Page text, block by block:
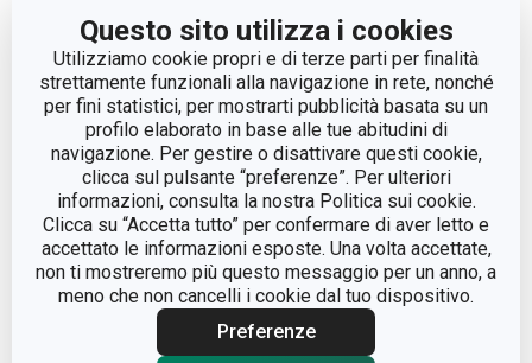
Questo sito utilizza i cookies
Utilizziamo cookie propri e di terze parti per finalità
strettamente funzionali alla navigazione in rete, nonché
per fini statistici, per mostrarti pubblicità basata su un
profilo elaborato in base alle tue abitudini di
navigazione. Per gestire o disattivare questi cookie,
clicca sul pulsante “preferenze”. Per ulteriori
informazioni, consulta la nostra Politica sui cookie.
Clicca su “Accetta tutto” per confermare di aver letto e
accettato le informazioni esposte. Una volta accettate,
non ti mostreremo più questo messaggio per un anno, a
meno che non cancelli i cookie dal tuo dispositivo.
Preferenze
LINEA DI PRODOTTO FANCY HOME
MATERIALE
fragranza, vetro,
legno
TIPO
diffusore di
essenza
EAN 8595028408027
DURATA DELLA GARANZIA (IN